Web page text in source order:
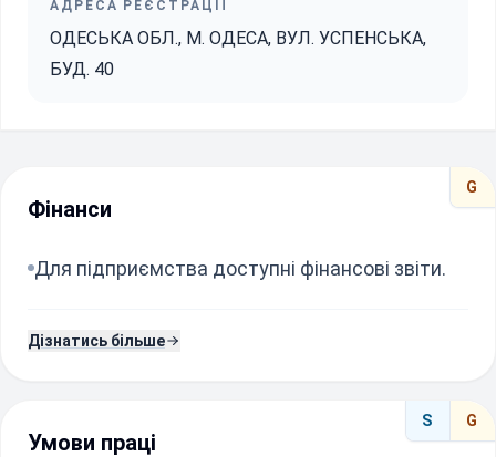
АДРЕСА РЕЄСТРАЦІЇ
ОДЕСЬКА ОБЛ., М. ОДЕСА, ВУЛ. УСПЕНСЬКА,
БУД. 40
G
Фінанси
Для підприємства доступні фінансові звіти.
Дізнатись більше
S G
Умови праці